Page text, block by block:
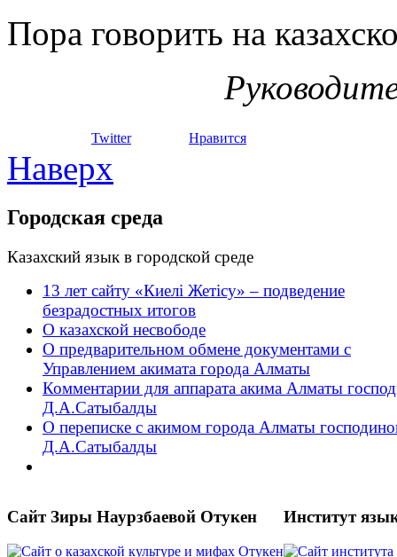
Пора говорить на
Twitter Нравится
Наверх
Городская среда
Казахский язык в городской среде
13 лет сайту «Киелі Жетісу» – подведение
безрадостных итогов
О казахской несвободе
О предварительном обмене документами с
Управлением акимата города Алматы
Комментарии для аппарата акима Алматы
Д.А.Сатыбалды
О переписке с акимом города Алматы
Д.А.Сатыбалды
Сайт Зиры Наурзбаевой Отукен Институт